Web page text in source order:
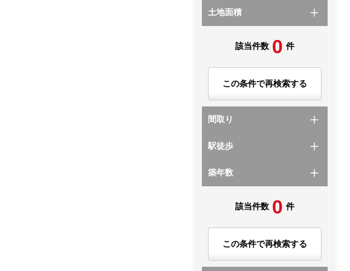
土地面積
該当件数 0 件
この条件で再検索する
間取り
駅徒歩
築年数
該当件数 0 件
この条件で再検索する